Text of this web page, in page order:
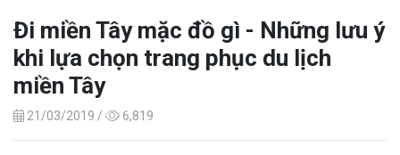
Đi miền Tây mặc đồ gì - Những lưu ý
khi lựa chọn trang phục du lịch
miền Tây
21/03/2019 / 6,819